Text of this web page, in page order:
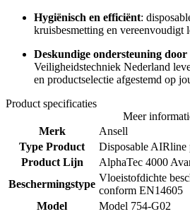
Hygiënisch en efficiënt:
kruisbesmetting en vereenvoudigt
Deskundige ondersteuning
Veiligheidstechniek Nederland
en productselectie afgestemd op
Product specificaties
Meer
Merk
Ansell
Type Product
Disposable AIRline
Product Lijn
AlphaTec 4000
Beschermingstype
Vloeistofdichte
conform EN14605
Model
Model 754-G02